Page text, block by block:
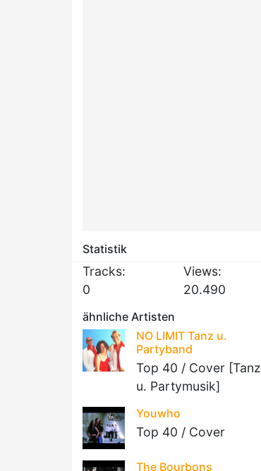
Statistik
Tracks:
0
Views:
20.490
ähnliche Artisten
NO LIMIT Tanz u.
Partyband
Top 40 / Cover [Tanz
u. Partymusik]
Youwho
Top 40 / Cover
The Bourbons